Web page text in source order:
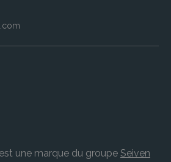
une marque du groupe Seiven